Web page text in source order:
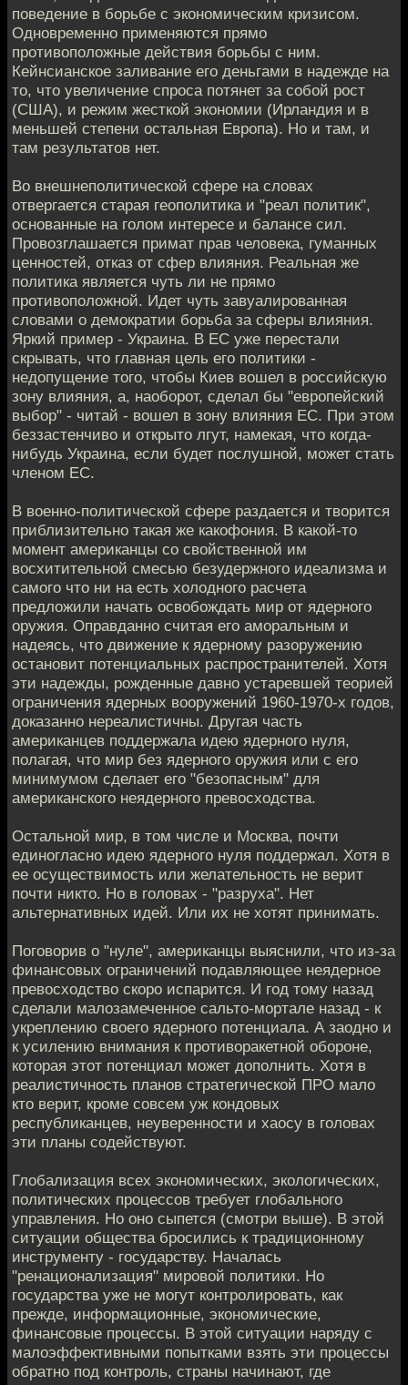
поведение в борьбе с экономическим кризисом.
Одновременно применяются прямо
противоположные действия борьбы с ним.
Кейнсианское заливание его деньгами в надежде на
то, что увеличение спроса потянет за собой рост
(США), и режим жесткой экономии (Ирландия и в
меньшей степени остальная Европа). Но и там, и
там результатов нет.
Во внешнеполитической сфере на словах
отвергается старая геополитика и "реал политик",
основанные на голом интересе и балансе сил.
Провозглашается примат прав человека, гуманных
ценностей, отказ от сфер влияния. Реальная же
политика является чуть ли не прямо
противоположной. Идет чуть завуалированная
словами о демократии борьба за сферы влияния.
Яркий пример - Украина. В ЕС уже перестали
скрывать, что главная цель его политики -
недопущение того, чтобы Киев вошел в российскую
зону влияния, а, наоборот, сделал бы "европейский
выбор" - читай - вошел в зону влияния ЕС. При этом
беззастенчиво и открыто лгут, намекая, что когда-
нибудь Украина, если будет послушной, может стать
членом ЕС.
В военно-политической сфере раздается и творится
приблизительно такая же какофония. В какой-то
момент американцы со свойственной им
восхитительной смесью безудержного идеализма и
самого что ни на есть холодного расчета
предложили начать освобождать мир от ядерного
оружия. Оправданно считая его аморальным и
надеясь, что движение к ядерному разоружению
остановит потенциальных распространителей. Хотя
эти надежды, рожденные давно устаревшей теорией
ограничения ядерных вооружений 1960-1970-х годов,
доказанно нереалистичны. Другая часть
американцев поддержала идею ядерного нуля,
полагая, что мир без ядерного оружия или с его
минимумом сделает его "безопасным" для
американского неядерного превосходства.
Остальной мир, в том числе и Москва, почти
единогласно идею ядерного нуля поддержал. Хотя в
ее осуществимость или желательность не верит
почти никто. Но в головах - "разруха". Нет
альтернативных идей. Или их не хотят принимать.
Поговорив о "нуле", американцы выяснили, что из-за
финансовых ограничений подавляющее неядерное
превосходство скоро испарится. И год тому назад
сделали малозамеченное сальто-мортале назад - к
укреплению своего ядерного потенциала. А заодно и
к усилению внимания к противоракетной обороне,
которая этот потенциал может дополнить. Хотя в
реалистичность планов стратегической ПРО мало
кто верит, кроме совсем уж кондовых
республиканцев, неуверенности и хаосу в головах
эти планы содействуют.
Глобализация всех экономических, экологических,
политических процессов требует глобального
управления. Но оно сыпется (смотри выше). В этой
ситуации общества бросились к традиционному
инструменту - государству. Началась
"ренационализация" мировой политики. Но
государства уже не могут контролировать, как
прежде, информационные, экономические,
финансовые процессы. В этой ситуации наряду с
малоэффективными попытками взять эти процессы
обратно под контроль, страны начинают, где